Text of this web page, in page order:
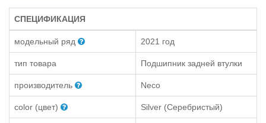
СПЕЦИФИКАЦИЯ
модельный ряд 2021 год
тип товара Подшипник задней втулки
производитель Neco
color (цвет) Silver (Серебристый)